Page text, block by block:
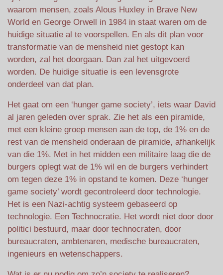
waarom mensen, zoals Alous Huxley in Brave New
World en George Orwell in 1984 in staat waren om de
huidige situatie al te voorspellen. En als dit plan voor
transformatie van de mensheid niet gestopt kan
worden, zal het doorgaan. Dan zal het uitgevoerd
worden. De huidige situatie is een levensgrote
onderdeel van dat plan.
Het gaat om een ‘hunger game society’, iets waar David
al jaren geleden over sprak. Zie het als een piramide,
met een kleine groep mensen aan de top, de 1% en de
rest van de mensheid onderaan de piramide, afhankelijk
van die 1%. Met in het midden een militaire laag die de
burgers oplegt wat de 1% wil en de burgers verhindert
om tegen deze 1% in opstand te komen. Deze ‘hunger
game society’ wordt gecontroleerd door technologie.
Het is een Nazi-achtig systeem gebaseerd op
technologie. Een Technocratie. Het wordt niet door door
politici bestuurd, maar door technocraten, door
bureaucraten, ambtenaren, medische bureaucraten,
ingenieurs en wetenschappers.